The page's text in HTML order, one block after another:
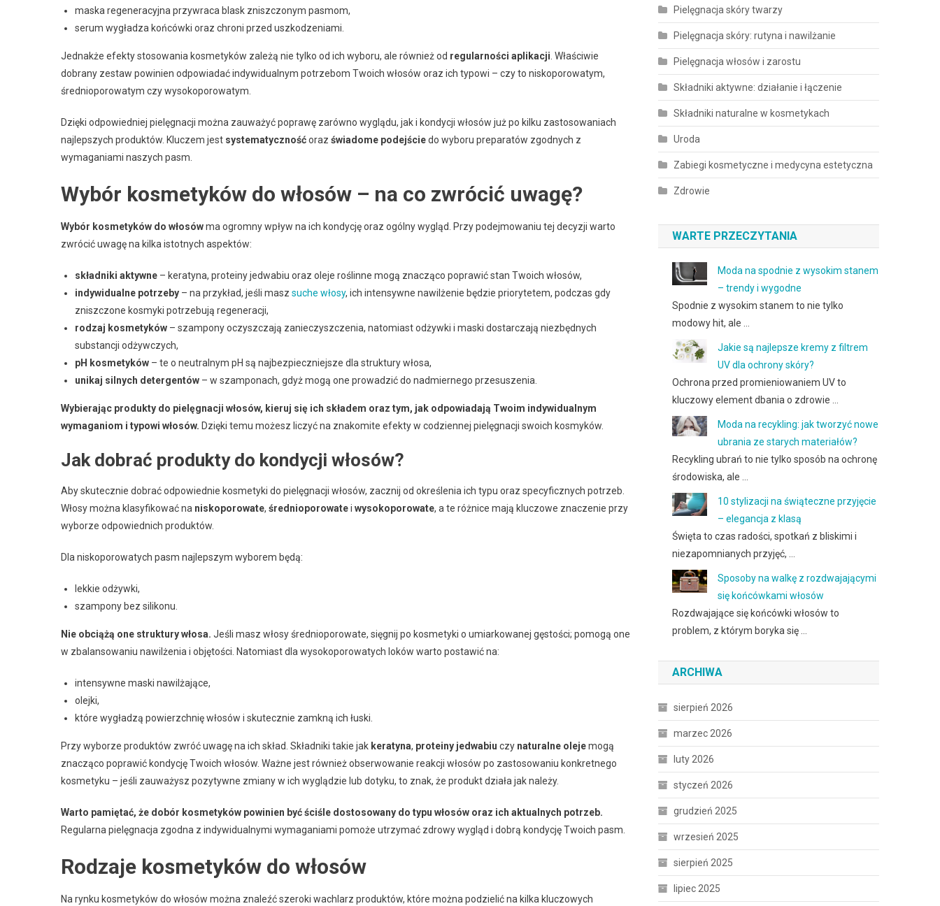
maska regeneracyjna przywraca blask zniszczonym pasmom,
serum wygładza końcówki oraz chroni przed uszkodzeniami.
Jednakże efekty stosowania kosmetyków zależą nie tylko od ich wyboru, ale również od regularności aplikacji. Właściwie
dobrany zestaw powinien odpowiadać indywidualnym potrzebom Twoich włosów oraz ich typowi – czy to niskoporowatym,
średnioporowatym czy wysokoporowatym.
Dzięki odpowiedniej pielęgnacji można zauważyć poprawę zarówno wyglądu, jak i kondycji włosów już po kilku zastosowaniach
najlepszych produktów. Kluczem jest systematycznośćoraz świadome podejściedo wyboru preparatów zgodnych z
wymaganiami naszych pasm.
Wybór kosmetyków do włosów – na co zwrócić uwagę?
Wybór kosmetyków do włosówma ogromny wpływ na ich kondycję oraz ogólny wygląd. Przy podejmowaniu tej decyzji warto
zwrócić uwagę na kilka istotnych aspektów:
składniki aktywne – keratyna, proteiny jedwabiu oraz oleje roślinne mogą znacząco poprawić stan Twoich włosów,
indywidualne potrzeby – na przykład, jeśli masz suche włosy, ich intensywne nawilżenie będzie priorytetem, podczas gdy
zniszczone kosmyki potrzebują regeneracji,
rodzaj kosmetyków – szampony oczyszczają zanieczyszczenia, natomiast odżywki i maski dostarczają niezbędnych
substancji odżywczych,
pH kosmetyków – te o neutralnym pH są najbezpieczniejsze dla struktury włosa,
unikaj silnych detergentów – w szamponach, gdyż mogą one prowadzić do nadmiernego przesuszenia.
Wybierając produkty do pielęgnacji włosów, kieruj się ich składem oraz tym, jak odpowiadają Twoim indywidualnym
wymaganiom i typowi włosów. Dzięki temu możesz liczyć na znakomite efekty w codziennej pielęgnacji swoich kosmyków.
Jak dobrać produkty do kondycji włosów?
Aby skutecznie dobrać odpowiednie kosmetyki do pielęgnacji włosów, zacznij od określenia ich typu oraz specyficznych potrzeb.
Włosy można klasyfikować na niskoporowate, średnioporowatei wysokoporowate, a te różnice mają kluczowe znaczenie przy
wyborze odpowiednich produktów.
Dla niskoporowatych pasm najlepszym wyborem będą:
lekkie odżywki,
szampony bez silikonu.
Nie obciążą one struktury włosa. Jeśli masz włosy średnioporowate, sięgnij po kosmetyki o umiarkowanej gęstości; pomogą one
w zbalansowaniu nawilżenia i objętości. Natomiast dla wysokoporowatych loków warto postawić na:
intensywne maski nawilżające,
olejki,
które wygładzą powierzchnię włosów i skutecznie zamkną ich łuski.
Przy wyborze produktów zwróć uwagę na ich skład. Składniki takie jak keratyna, proteiny jedwabiu czy naturalne olejemogą
znacząco poprawić kondycję Twoich włosów. Ważne jest również obserwowanie reakcji włosów po zastosowaniu konkretnego
kosmetyku – jeśli zauważysz pozytywne zmiany w ich wyglądzie lub dotyku, to znak, że produkt działa jak należy.
Warto pamiętać, że dobór kosmetyków powinien być ściśle dostosowany do typu włosów oraz ich aktualnych potrzeb.
Regularna pielęgnacja zgodna z indywidualnymi wymaganiami pomoże utrzymać zdrowy wygląd i dobrą kondycję Twoich pasm.
Rodzaje kosmetyków do włosów
Na rynku kosmetyków do włosów można znaleźć szeroki wachlarz produktów, które można podzielić na kilka kluczowych
Pielęgnacja skóry twarzy
Pielęgnacja skóry: rutyna i nawilżanie
Pielęgnacja włosów i zarostu
Składniki aktywne: działanie i łączenie
Składniki naturalne w kosmetykach
Uroda
Zabiegi kosmetyczne i medycyna estetyczna
Zdrowie
WARTE PRZECZYTANIA
Moda na spodnie z wysokim stanem
– trendy i wygodne
Spodnie z wysokim stanem to nie tylko
modowy hit, ale …
Jakie są najlepsze kremy z filtrem
UV dla ochrony skóry?
Ochrona przed promieniowaniem UV to
kluczowy element dbania o zdrowie …
Moda na recykling: jak tworzyć nowe
ubrania ze starych materiałów?
Recykling ubrań to nie tylko sposób na ochronę
środowiska, ale …
10 stylizacji na świąteczne przyjęcie
– elegancja z klasą
Święta to czas radości, spotkań z bliskimi i
niezapomnianych przyjęć, …
Sposoby na walkę z rozdwajającymi
się końcówkami włosów
Rozdwajające się końcówki włosów to
problem, z którym boryka się …
ARCHIWA
sierpień 2026
marzec 2026
luty 2026
styczeń 2026
grudzień 2025
wrzesień 2025
sierpień 2025
lipiec 2025